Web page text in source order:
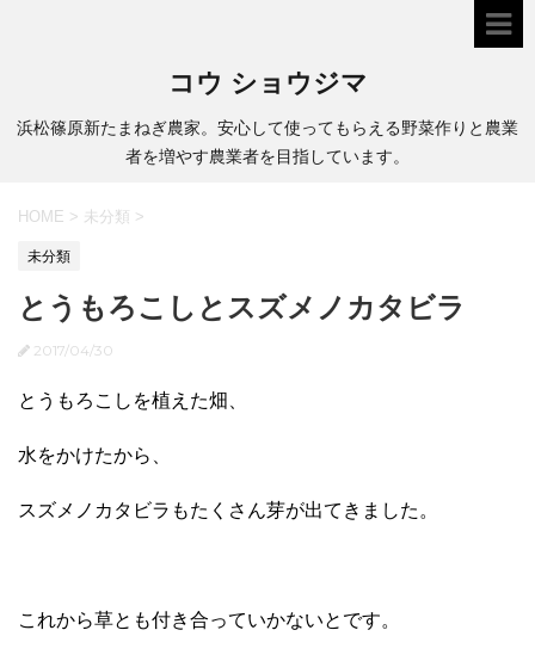
コウ ショウジマ
浜松篠原新たまねぎ農家。安心して使ってもらえる野菜作りと農業
者を増やす農業者を目指しています。
HOME > 未分類 >
未分類
とうもろこしとスズメノカタビラ
2017/04/30
とうもろこしを植えた畑、
水をかけたから、
スズメノカタビラもたくさん芽が出てきました。
これから草とも付き合っていかないとです。